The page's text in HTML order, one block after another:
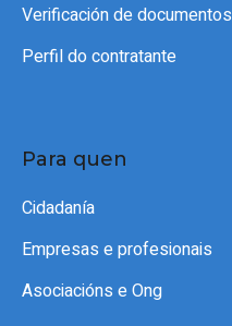
Verificación de documentos
Perfil do contratante
Para quen
Cidadanía
Empresas e profesionais
Asociacións e Ong